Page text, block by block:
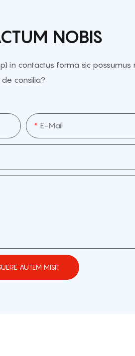
NOBIS
in contactus forma sic
de consilia?
E-Mail
AUTEM MISIT